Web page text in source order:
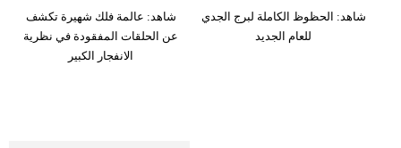
شاهد: عالمة فلك شهيرة تكشف
عن الحلقات المفقودة في نظرية
الانفجار الكبير
شاهد: الحظوظ الكاملة لبرج الجدي
للعام الجديد